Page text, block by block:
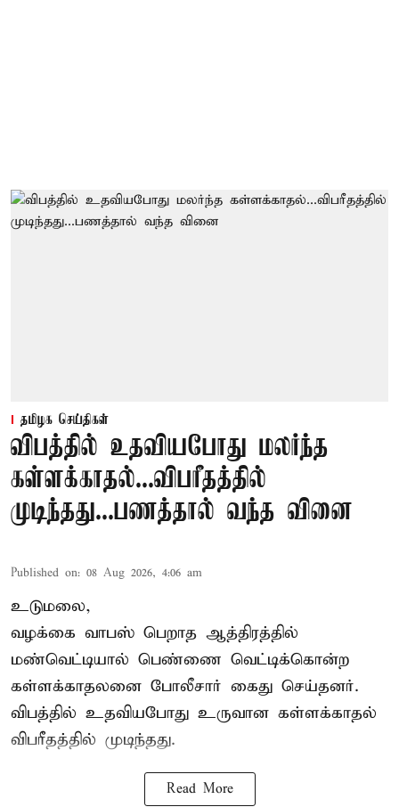
தமிழக செய்திகள்
விபத்தில் உதவியபோது மலர்ந்த
கள்ளக்காதல்...விபரீதத்தில்
முடிந்தது...பணத்தால் வந்த வினை
Published on: 08 Aug 2026, 4:06 am
உடுமலை,
வழக்கை வாபஸ் பெறாத ஆத்திரத்தில்
மண்வெட்டியால் பெண்ணை வெட்டிக்கொன்ற
கள்ளக்காதலனை போலீசார் கைது செய்தனர்.
விபத்தில் உதவியபோது உருவான கள்ளக்காதல்
விபரீதத்தில் முடிந்தது.
Read More